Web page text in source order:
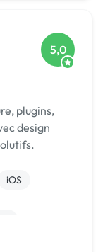
5,0
plugins,
design
iOS